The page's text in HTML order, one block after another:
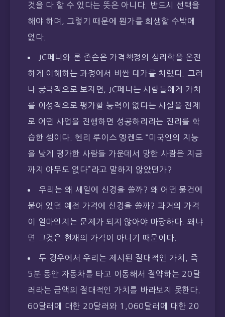
것을 다 할 수 있다는 뜻은 아니다. 반드시 선택을
해야 하며, 그렇기 때문에 뭔가를 희생할 수밖에
없다.
JC페니와 론 존슨은 가격책정의 심리학을 온전
하게 이해하는 과정에서 비싼 대가를 치렀다. 그러
나 궁극적으로 보자면, JC페니는 사람들에게 가치
를 이성적으로 평가할 능력이 없다는 사실을 전제
로 어떤 사업을 진행하면 성공하리라는 진리를 학
습한 셈이다. 헨리 루이스 멩켄도 “미국인의 지능
을 낮게 평가한 사람들 가운데서 망한 사람은 지금
까지 아무도 없다”라고 말하지 않았던가?
우리는 왜 세일에 신경을 쓸까? 왜 어떤 물건에
붙어 있던 예전 가격에 신경을 쓸까? 과거의 가격
이 얼마인지는 문제가 되지 않아야 마땅하다. 왜냐
면 그것은 현재의 가격이 아니기 때문이다.
두 경우에서 우리는 제시된 절대적인 가치, 즉
5분 동안 자동차를 타고 이동해서 절약하는 20달
러라는 금액의 절대적인 가치를 바라보지 못한다.
60달러에 대한 20달러와 1,060달러에 대한 20